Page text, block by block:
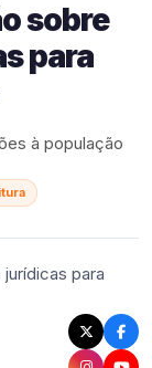
sobre
para
à população